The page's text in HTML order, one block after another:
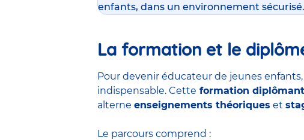
enfants, dans un environnement sécurisé.
La formation et le
Pour devenir éducateur de jeunes
indispensable. Cette formation
alterne enseignements théoriques et
Le parcours comprend :